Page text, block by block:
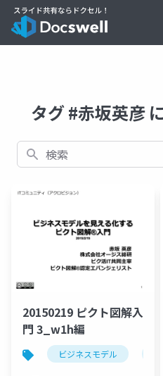
タグ #赤坂英彦
検索
20150219 ピクト図解入
門 3_w1h編
ビジネスモデル